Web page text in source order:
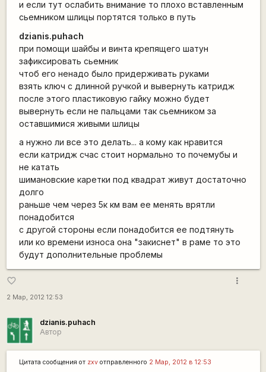
и если тут ослабить внимание то плохо вставленным
сьемником шлицы портятся только в путь
dzianis.puhach
при помощи шайбы и винта крепящего шатун
зафиксировать сьемник
чтоб его ненадо было придерживать руками
взять ключ с длинной ручкой и вывернуть катридж
после этого пластиковую гайку можно будет
вывернуть если не пальцами так сьемником за
оставшимися живыми шлицы
а нужно ли все это делать... а кому как нравится
если катридж счас стоит нормально то почемубы и
не катать
шимановские каретки под квадрат живут достаточно
долго
раньше чем через 5к км вам ее менять врятли
понадобится
с другой стороны если понадобится ее подтянуть
или ко времени износа она "закиснет" в раме то это
будут дополнительные проблемы
favorite_border
2 Мар, 2012 12:53
more_vert
dzianis.puhach
Автор
Цитата сообщения от zxvотправленного 2 Мар, 2012 в 12:53